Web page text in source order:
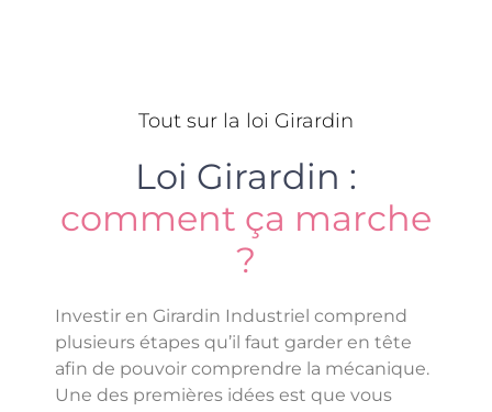
Tout sur la loi Girardin
Loi Girardin :
comment ça marche
?
Investir en Girardin Industriel comprend
plusieurs étapes qu’il faut garder en tête
afin de pouvoir comprendre la mécanique.
Une des premières idées est que vous